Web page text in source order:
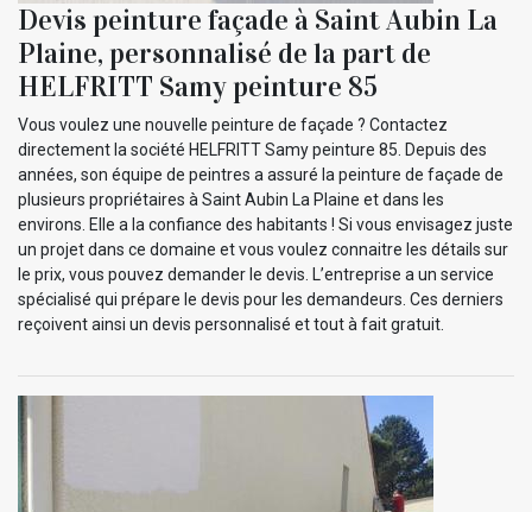
Devis peinture façade à Saint Aubin La
Plaine, personnalisé de la part de
HELFRITT Samy peinture 85
Vous voulez une nouvelle peinture de façade ? Contactez
directement la société HELFRITT Samy peinture 85. Depuis des
années, son équipe de peintres a assuré la peinture de façade de
plusieurs propriétaires à Saint Aubin La Plaine et dans les
environs. Elle a la confiance des habitants ! Si vous envisagez juste
un projet dans ce domaine et vous voulez connaitre les détails sur
le prix, vous pouvez demander le devis. L’entreprise a un service
spécialisé qui prépare le devis pour les demandeurs. Ces derniers
reçoivent ainsi un devis personnalisé et tout à fait gratuit.